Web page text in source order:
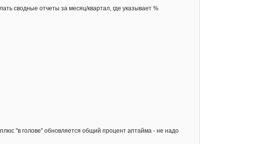
сводные отчеты за месяц/квартал, где указывает %
"в голове" обновляется общий процент аптайма - не надо